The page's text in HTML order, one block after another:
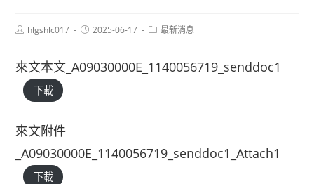
Posthlgshlc017
Post2025-06-17
Post最新消息
來文本文_A09030000E_1140056719_senddoc1
下載
來文附件
_A09030000E_1140056719_senddoc1_Attach1
下載